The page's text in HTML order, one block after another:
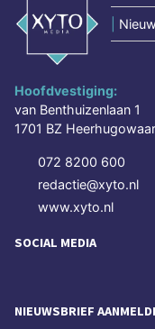
Hoofdvestiging:
van Benthuizenlaan 1
1701 BZ
072 8200 600
redactie@xyto.nl
www.xyto.nl
SOCIAL MEDIA
NIEUWSBRIEF